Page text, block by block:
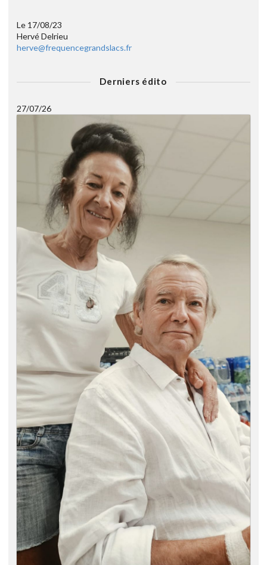
Le 17/08/23
Hervé Delrieu
herve@frequencegrandslacs.fr
Derniers édito
27/07/26